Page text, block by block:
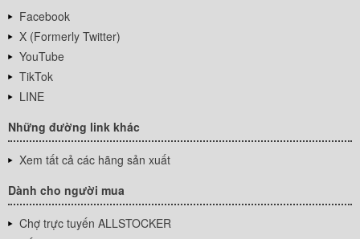
Facebook
X (Formerly Twitter)
YouTube
TikTok
LINE
Những đường link khác
Xem tất cả các hãng sản xuất
Dành cho người mua
Chợ trực tuyến ALLSTOCKER